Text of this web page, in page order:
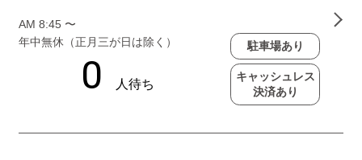
AM 8:45 〜
年中無休（正月三が日は除く）
駐車場あり
キャッシュレス
決済あり